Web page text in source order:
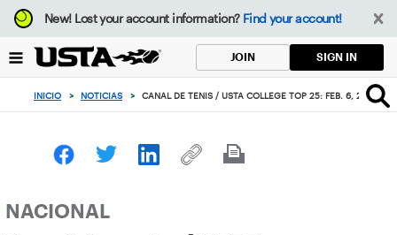
Enfoque
desde
botón
volver
principio
New!Lost your account information? Find your account!
JOIN SIGN IN
INICIO > NOTICIAS > CANAL DE TENIS / USTA COLLEGE TOP 25: FEB. 6, 2019
NACIONAL